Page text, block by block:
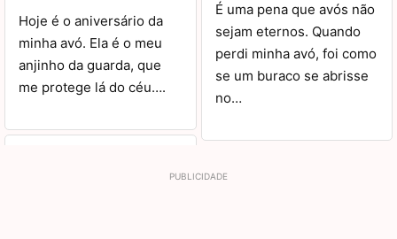
Hoje é o aniversário da
minha avó. Ela é o meu
anjinho da guarda, que
me protege lá do céu….
É uma pena que avós não
sejam eternos. Quando
perdi minha avó, foi como
se um buraco se abrisse
no…